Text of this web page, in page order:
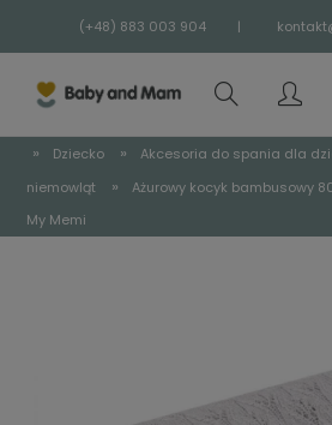
(+48) 883 003 904 |
» Dziecko » Akcesoria do spania dla
niemowląt
»
Ażurowy kocyk bambusowy
My Memi